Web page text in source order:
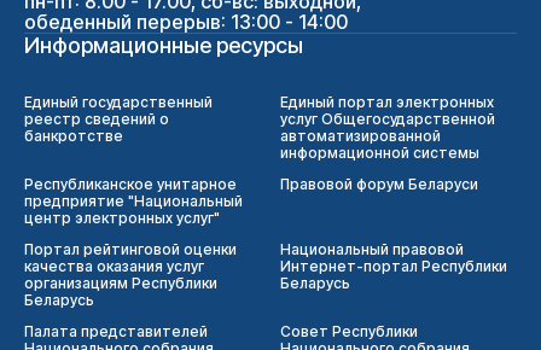
обеденный перерыв: 13:00 - 14:00
Информационные ресурсы
Единый государственный
реестр сведений о
банкротстве
Единый портал электронных
услуг Общегосударственной
автоматизированной
информационной системы
Республиканское унитарное
предприятие "Национальный
центр электронных услуг"
Правовой форум Беларуси
Портал рейтинговой оценки
качества оказания услуг
организациям Республики
Беларусь
Национальный правовой
Интернет-портал Республики
Беларусь
Палата представителей
Совет Республики